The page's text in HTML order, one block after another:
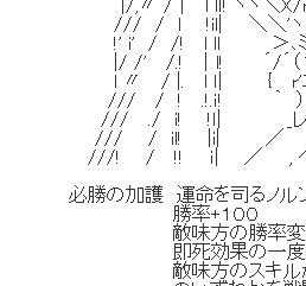
|/,〃 /｜ l lｌ! ヽヽ
/// / l !il| ＼＼'ヽ（|
!' i' / /! l ll ＞､ﾐ`!
|/ /' /.! ｜l! ´/´
l 〃 / |. l ｌ| { r'ﾕ＿
/// / ! .!.ｉ! ｀ ）
/// ./ i! !ｌ| _レ⌒
/// / il! |i| ／ _
///! / !! ｉ| ／ , へ、
必勝の加護 運命を司るノル
勝率+１００
敵味方の勝率変動時
即死効果の一度無効
敵味方のスキルが無